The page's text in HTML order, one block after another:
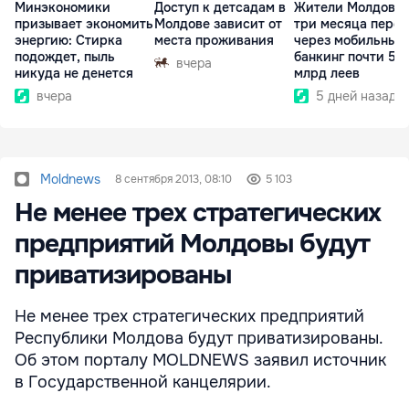
Минэкономики
призывает экономить
энергию: Стирка
подождет, пыль
никуда не денется
вчера
Доступ к детсадам в
Молдове зависит от
места проживания
вчера
Жители Молдовы
три месяца
через мобильный
банкинг почти 50
млрд леев
5 дней назад
Moldnews 8 сентября 2013, 08:10 5 103
Не менее трех стратегических
предприятий Молдовы будут
приватизированы
Не менее трех стратегических предприятий
Республики Молдова будут приватизированы.
Об этом порталу MOLDNEWS заявил источник
в Государственной канцелярии.